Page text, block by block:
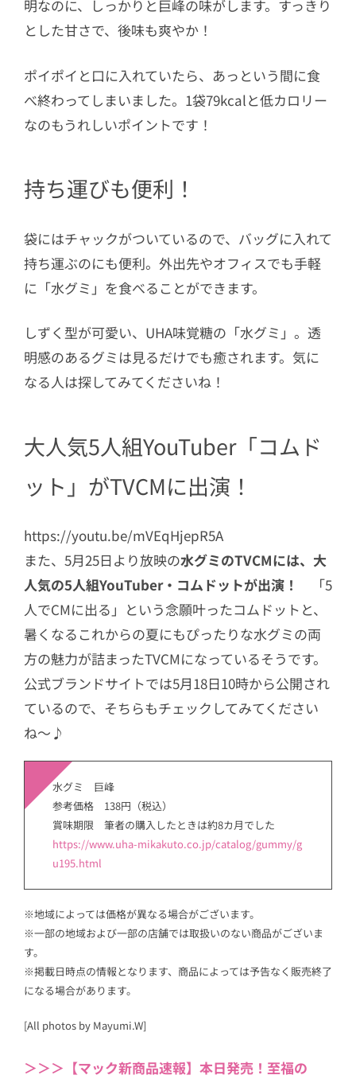
明なのに、しっかりと巨峰の味がします。すっきり
とした甘さで、後味も爽やか！
ポイポイと口に入れていたら、あっという間に食
べ終わってしまいました。1袋79kcalと低カロリー
なのもうれしいポイントです！
持ち運びも便利！
袋にはチャックがついているので、バッグに入れて
持ち運ぶのにも便利。外出先やオフィスでも手軽
に「水グミ」を食べることができます。
しずく型が可愛い、UHA味覚糖の「水グミ」。透
明感のあるグミは見るだけでも癒されます。気に
なる人は探してみてくださいね！
大人気5人組YouTuber「コムド
ット」がTVCMに出演！
https://youtu.be/mVEqHjepR5A
また、5月25日より放映の水グミのTVCMには、大
人気の5人組YouTuber・コムドットが出演！
「5
人でCMに出る」という念願叶ったコムドットと、
暑くなるこれからの夏にもぴったりな水グミの両
方の魅力が詰まったTVCMになっているそうです。
公式ブランドサイトでは5月18日10時から公開され
ているので、そちらもチェックしてみてください
ね〜♪
水グミ 巨峰
参考価格 138円（税込）
賞味期限 筆者の購入したときは約8カ月でした
https://www.uha-mikakuto.co.jp/catalog/gummy/g
u195.html
※地域によっては価格が異なる場合がございます。
※一部の地域および一部の店舗では取扱いのない商品がございま
す。
※掲載日時点の情報となります、商品によっては予告なく販売終了
になる場合があります。
[All photos by Mayumi.W]
＞＞＞【マック新商品速報】本日発売！至福の